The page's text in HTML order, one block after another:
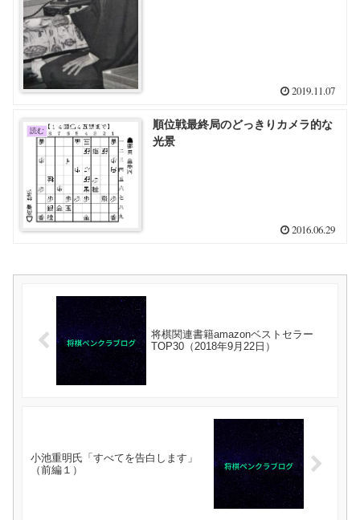
2019.11.07
読む
順位戦最終局のどっきりカメラ的な
光景
2016.06.29
将棋関連書籍amazonベストセラー
TOP30（2018年9月22日）
小池重明氏「すべてを告白します」
（前編１）